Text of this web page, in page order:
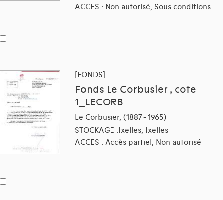
ACCES : Non autorisé, Sous conditions
[FONDS]
Fonds Le Corbusier , cote
1_LECORB
Le Corbusier, (1887 - 1965)
STOCKAGE :Ixelles, Ixelles
ACCES : Accès partiel, Non autorisé